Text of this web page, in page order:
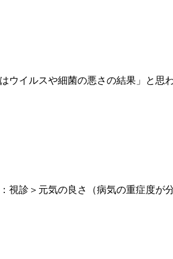
ウイルスや細菌の悪さの結果」と思
視診＞元気の良さ（病気の重症度が